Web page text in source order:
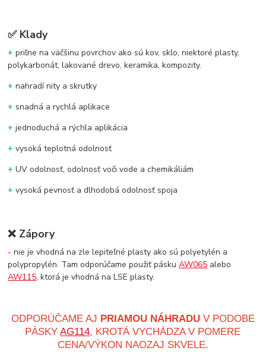
✅ Klady
+ priľne na väčšinu povrchov ako sú kov, sklo, niektoré plasty,
polykarbonát, lakované drevo, keramika, kompozity.
+ nahradí nity a skrutky
+ snadná a rychlá aplikace
+ jednoduchá a rýchla aplikácia
+ vysoká teplotná odolnosť
+ UV odolnosť, odolnosť voči vode a chemikáliám
+ vysoká pevnosť a dlhodobá odolnosť spoja
❌ Zápory
- nie je vhodná na zle lepiteľné plasty ako sú polyetylén a
polypropylén. Tam odporúčame použiť páskuAW065 alebo
AW115, ktorá je vhodná na LSE plasty.
ODPORÚČAME AJ PRIAMOU NÁHRADUV PODOBE
PÁSKYAG114, KROTÁ VYCHÁDZA V POMERE
CENA/VÝKON NAOZAJ SKVELE.